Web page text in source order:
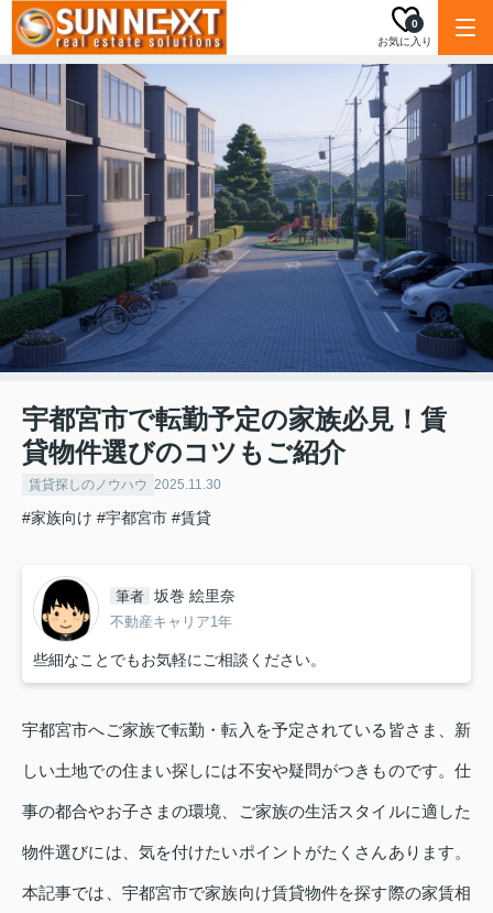
お気に入り
0
宇都宮市で転勤予定の家族必見！賃
貸物件選びのコツもご紹介
賃貸探しのノウハウ 2025.11.30
#家族向け #宇都宮市 #賃貸
筆者 坂巻 絵里奈
不動産キャリア1年
些細なことでもお気軽にご相談ください。
宇都宮市へご家族で転勤・転入を予定されている皆さま、新
しい土地での住まい探しには不安や疑問がつきものです。仕
事の都合やお子さまの環境、ご家族の生活スタイルに適した
物件選びには、気を付けたいポイントがたくさんあります。
本記事では、宇都宮市で家族向け賃貸物件を探す際の家賃相